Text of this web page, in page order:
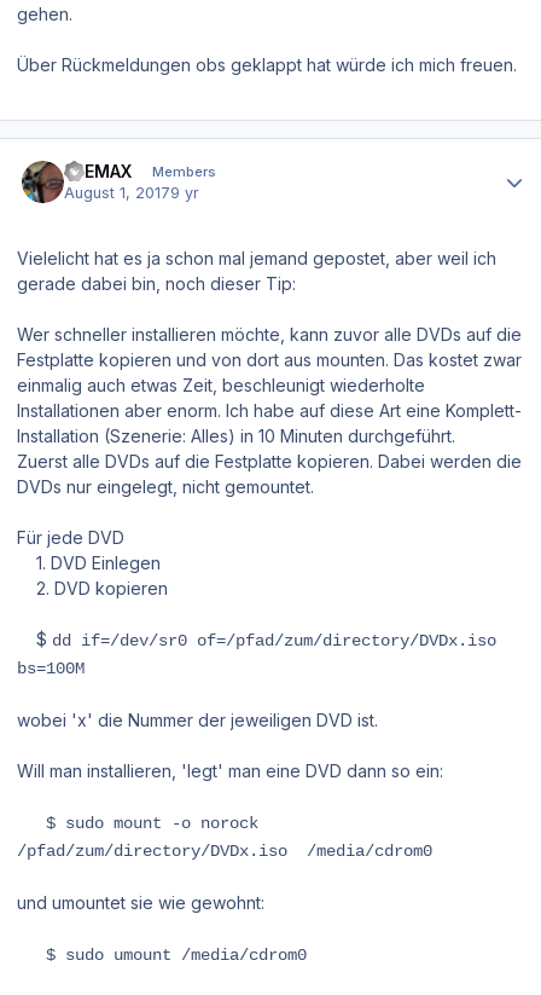
gehen.
Über Rückmeldungen obs geklappt hat würde ich mich freuen.
D-EMAX Members
August 1, 20179 yr
Vielelicht hat es ja schon mal jemand gepostet, aber weil ich
gerade dabei bin, noch dieser Tip:
Wer schneller installieren möchte, kann zuvor alle DVDs auf die
Festplatte kopieren und von dort aus mounten. Das kostet zwar
einmalig auch etwas Zeit, beschleunigt wiederholte
Installationen aber enorm. Ich habe auf diese Art eine Komplett-
Installation (Szenerie: Alles) in 10 Minuten durchgeführt.
Zuerst alle DVDs auf die Festplatte kopieren. Dabei werden die
DVDs nur eingelegt, nicht gemountet.
Für jede DVD
1. DVD Einlegen
2. DVD kopieren
$ dd if=/dev/sr0 of=/pfad/zum/directory/DVDx.iso
bs=100M
wobei 'x' die Nummer der jeweiligen DVD ist.
Will man installieren, 'legt' man eine DVD dann so ein:
$ sudo mount -o norock
/pfad/zum/directory/DVDx.iso /media/cdrom0
und umountet sie wie gewohnt:
$ sudo umount /media/cdrom0